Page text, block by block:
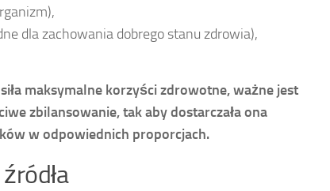
dla zachowania dobrego stanu zdrowia),
maksymalne korzyści zdrowotne, ważne jest
zbilansowanie, tak aby dostarczała ona
w odpowiednich proporcjach.